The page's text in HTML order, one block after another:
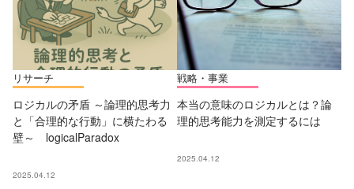
リサーチ
ロジカルの矛盾 ～論理的思考力
と「合理的な行動」に横たわる
壁～ logicalParadox
2025.04.12
戦略・事業
本当の意味のロジカルとは？論
理的思考能力を測定するには
2025.04.12